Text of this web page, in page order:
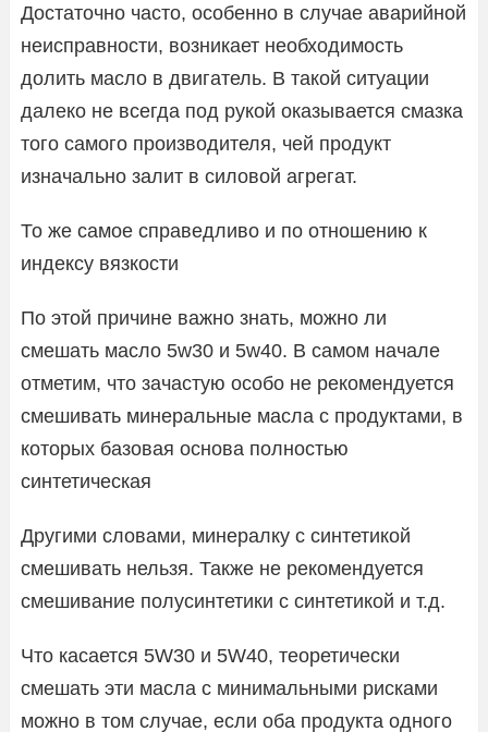
Достаточно часто, особенно в случае аварийной
неисправности, возникает необходимость
долить масло в двигатель. В такой ситуации
далеко не всегда под рукой оказывается смазка
того самого производителя, чей продукт
изначально залит в силовой агрегат.
То же самое справедливо и по отношению к
индексу вязкости
По этой причине важно знать, можно ли
смешать масло 5w30 и 5w40. В самом начале
отметим, что зачастую особо не рекомендуется
смешивать минеральные масла с продуктами, в
которых базовая основа полностью
синтетическая
Другими словами, минералку с синтетикой
смешивать нельзя. Также не рекомендуется
смешивание полусинтетики с синтетикой и т.д.
Что касается 5W30 и 5W40, теоретически
смешать эти масла с минимальными рисками
можно в том случае, если оба продукта одного